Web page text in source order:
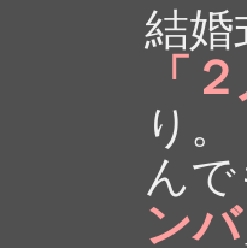
結婚
「
り。
ん
ンバ